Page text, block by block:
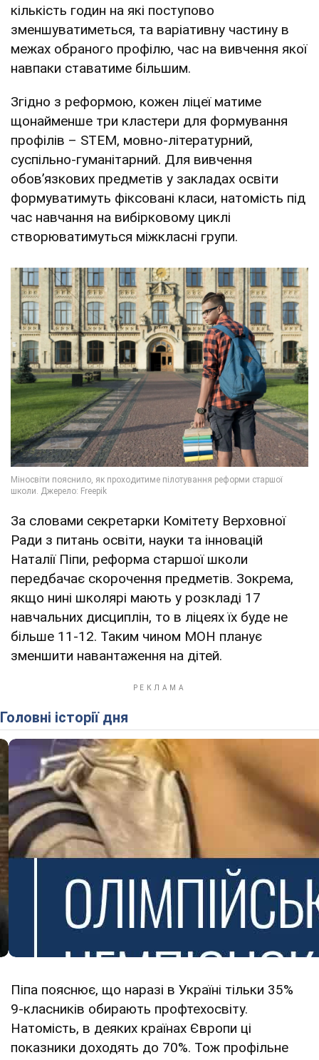
кількість годин на які поступово
зменшуватиметься, та варіативну частину в
межах обраного профілю, час на вивчення якої
навпаки ставатиме більшим.
Згідно з реформою, кожен ліцеї матиме
щонайменше три кластери для формування
профілів – STEM, мовно-літературний,
суспільно-гуманітарний. Для вивчення
обовʼязкових предметів у закладах освіти
формуватимуть фіксовані класи, натомість під
час навчання на вибірковому циклі
створюватимуться міжкласні групи.
За словами секретарки Комітету Верховної
Ради з питань освіти, науки та інновацій
Наталії Піпи, реформа старшої школи
передбачає скорочення предметів. Зокрема,
якщо нині школярі мають у розкладі 17
навчальних дисциплін, то в ліцеях їх буде не
більше 11-12. Таким чином МОН планує
зменшити навантаження на дітей.
Головні історії дня
Піпа пояснює, що наразі в Україні тільки 35%
9-класників обирають профтехосвіту.
Натомість, в деяких країнах Європи ці
показники доходять до 70%. Тож профільне